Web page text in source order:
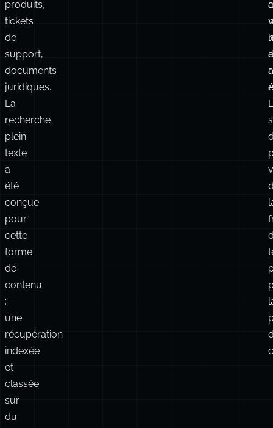
de
blog,
documentation,
descriptions
de
produits,
tickets
de
support,
documents
juridiques.
La
recherche
plein
texte
a
été
conçue
pour
cette
forme
de
contenu
:
une
récupération
: